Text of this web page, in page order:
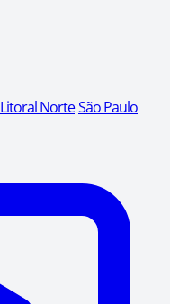
Litoral NorteSão Paulo